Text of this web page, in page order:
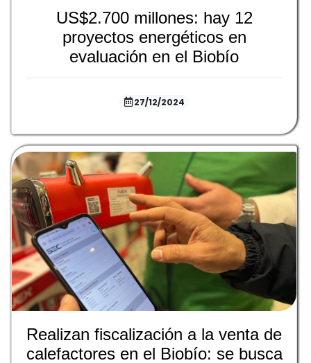
US$2.700 millones: hay 12
proyectos energéticos en
evaluación en el Biobío
27/12/2024
Realizan fiscalización a la venta de
calefactores en el Biobío: se busca